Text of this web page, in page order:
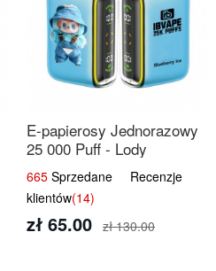
E-papierosy Jednorazowy
25 000 Puff - Lody
Jagodowe | Kremowy
Smak
665 Sprzedane Recenzje
klientów(14)
zł 65.00 zł 130.00